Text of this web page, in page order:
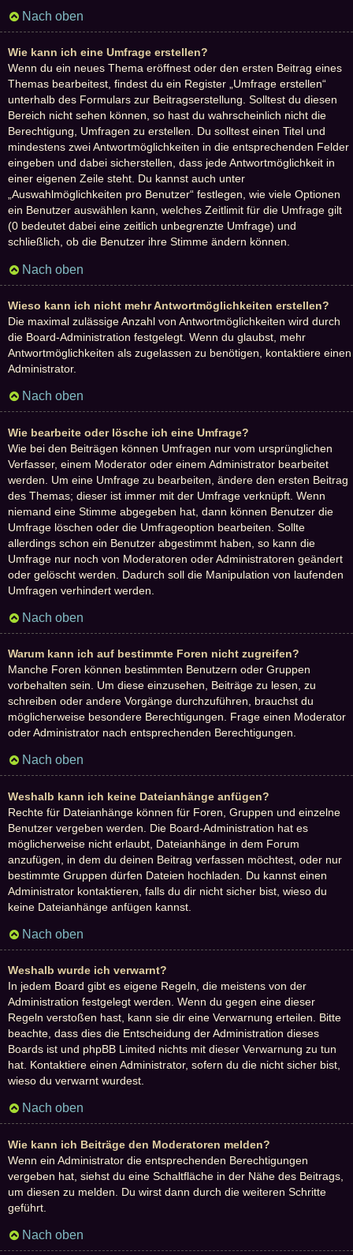
Nach oben
Wie kann ich eine Umfrage erstellen?
Wenn du ein neues Thema eröffnest oder den ersten Beitrag eines
Themas bearbeitest, findest du ein Register „Umfrage erstellen“
unterhalb des Formulars zur Beitragserstellung. Solltest du diesen
Bereich nicht sehen können, so hast du wahrscheinlich nicht die
Berechtigung, Umfragen zu erstellen. Du solltest einen Titel und
mindestens zwei Antwortmöglichkeiten in die entsprechenden Felder
eingeben und dabei sicherstellen, dass jede Antwortmöglichkeit in
einer eigenen Zeile steht. Du kannst auch unter
„Auswahlmöglichkeiten pro Benutzer“ festlegen, wie viele Optionen
ein Benutzer auswählen kann, welches Zeitlimit für die Umfrage gilt
(0 bedeutet dabei eine zeitlich unbegrenzte Umfrage) und
schließlich, ob die Benutzer ihre Stimme ändern können.
Nach oben
Wieso kann ich nicht mehr Antwortmöglichkeiten erstellen?
Die maximal zulässige Anzahl von Antwortmöglichkeiten wird durch
die Board-Administration festgelegt. Wenn du glaubst, mehr
Antwortmöglichkeiten als zugelassen zu benötigen, kontaktiere einen
Administrator.
Nach oben
Wie bearbeite oder lösche ich eine Umfrage?
Wie bei den Beiträgen können Umfragen nur vom ursprünglichen
Verfasser, einem Moderator oder einem Administrator bearbeitet
werden. Um eine Umfrage zu bearbeiten, ändere den ersten Beitrag
des Themas; dieser ist immer mit der Umfrage verknüpft. Wenn
niemand eine Stimme abgegeben hat, dann können Benutzer die
Umfrage löschen oder die Umfrageoption bearbeiten. Sollte
allerdings schon ein Benutzer abgestimmt haben, so kann die
Umfrage nur noch von Moderatoren oder Administratoren geändert
oder gelöscht werden. Dadurch soll die Manipulation von laufenden
Umfragen verhindert werden.
Nach oben
Warum kann ich auf bestimmte Foren nicht zugreifen?
Manche Foren können bestimmten Benutzern oder Gruppen
vorbehalten sein. Um diese einzusehen, Beiträge zu lesen, zu
schreiben oder andere Vorgänge durchzuführen, brauchst du
möglicherweise besondere Berechtigungen. Frage einen Moderator
oder Administrator nach entsprechenden Berechtigungen.
Nach oben
Weshalb kann ich keine Dateianhänge anfügen?
Rechte für Dateianhänge können für Foren, Gruppen und einzelne
Benutzer vergeben werden. Die Board-Administration hat es
möglicherweise nicht erlaubt, Dateianhänge in dem Forum
anzufügen, in dem du deinen Beitrag verfassen möchtest, oder nur
bestimmte Gruppen dürfen Dateien hochladen. Du kannst einen
Administrator kontaktieren, falls du dir nicht sicher bist, wieso du
keine Dateianhänge anfügen kannst.
Nach oben
Weshalb wurde ich verwarnt?
In jedem Board gibt es eigene Regeln, die meistens von der
Administration festgelegt werden. Wenn du gegen eine dieser
Regeln verstoßen hast, kann sie dir eine Verwarnung erteilen. Bitte
beachte, dass dies die Entscheidung der Administration dieses
Boards ist und phpBB Limited nichts mit dieser Verwarnung zu tun
hat. Kontaktiere einen Administrator, sofern du die nicht sicher bist,
wieso du verwarnt wurdest.
Nach oben
Wie kann ich Beiträge den Moderatoren melden?
Wenn ein Administrator die entsprechenden Berechtigungen
vergeben hat, siehst du eine Schaltfläche in der Nähe des Beitrags,
um diesen zu melden. Du wirst dann durch die weiteren Schritte
geführt.
Nach oben